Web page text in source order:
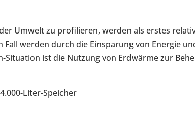
Umwelt zu pro­fi­lie­ren, werden als erstes
werden durch die Ein­spa­rung von Energie
ist die Nutzung von Erd­wärme zur
​Liter-Speicher